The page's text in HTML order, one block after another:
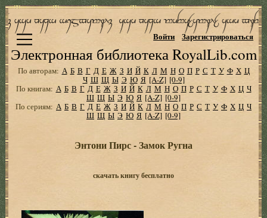
Электронная библиотека RoyalLib.com
Войти Зарегистрироваться
По авторам: А Б В Г Д Е Ж З И Й К Л М Н О П Р С Т У Ф Х Ц
Ч Ш Щ Ы Э Ю Я [A-Z] [0-9]
По книгам: А Б В Г Д Е Ж З И Й К Л М Н О П Р С Т У Ф Х Ц Ч
Ш Щ Ы Э Ю Я [A-Z] [0-9]
По сериям: А Б В Г Д Е Ж З И Й К Л М Н О П Р С Т У Ф Х Ц Ч
Ш Щ Ы Э Ю Я [A-Z] [0-9]
Энтони Пирс - Замок Ругна
скачать книгу бесплатно